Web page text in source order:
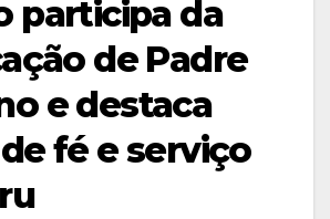
participa da
de Padre
e destaca
fé e serviço